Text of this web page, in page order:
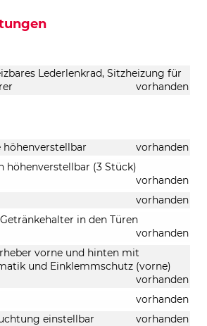
Lederlenkrad, Sitzheizung für
vorhanden
vorhanden
höhenverstellbar (3 Stück)
vorhanden
vorhanden
in den Türen
vorhanden
vorne und hinten mit
und Einklemmschutz (vorne)
vorhanden
vorhanden
einstellbar
vorhanden